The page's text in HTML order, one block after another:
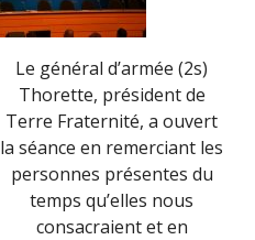
Le général d’armée (2s)
Thorette, président de
Terre Fraternité, a ouvert
la séance en remerciant les
personnes présentes du
temps qu’elles nous
consacraient et en